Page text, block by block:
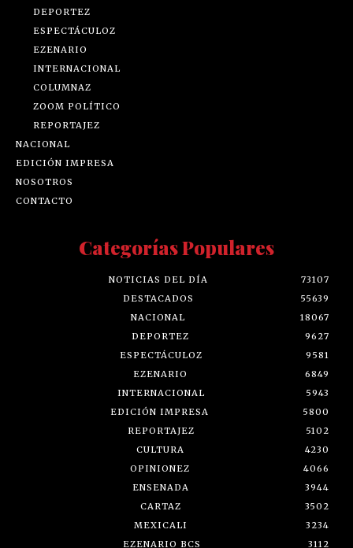
DEPORTEZ
ESPECTÁCULOZ
EZENARIO
INTERNACIONAL
COLUMNAZ
ZOOM POLÍTICO
REPORTAJEZ
NACIONAL
EDICIÓN IMPRESA
NOSOTROS
CONTACTO
Categorías Populares
NOTICIAS DEL DÍA
73107
DESTACADOS
55639
NACIONAL
18067
DEPORTEZ
9627
ESPECTÁCULOZ
9581
EZENARIO
6849
INTERNACIONAL
5943
EDICIÓN IMPRESA
5800
REPORTAJEZ
5102
CULTURA
4230
OPINIONEZ
4066
ENSENADA
3944
CARTAZ
3502
MEXICALI
3234
EZENARIO BCS
3112